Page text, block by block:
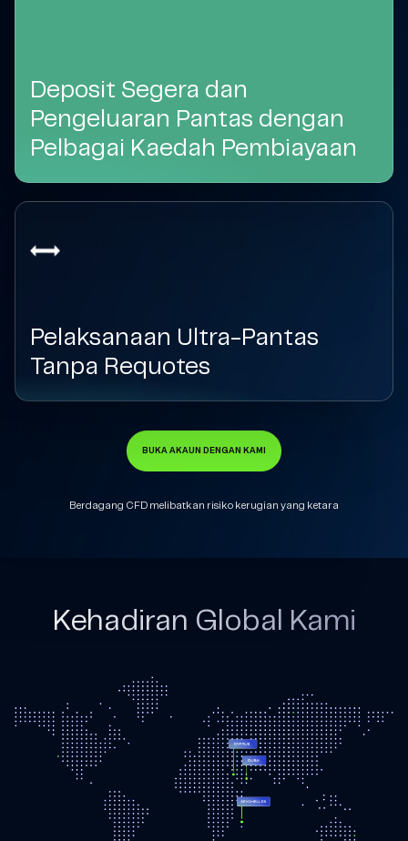
Deposit Segera dan
Pengeluaran Pantas dengan
Pelbagai Kaedah Pembiayaan
Pelaksanaan Ultra-Pantas
Tanpa Requotes
BUKA AKAUN DENGAN KAMI
Berdagang CFD melibatkan risiko kerugian yang ketara
Kehadiran Global Kami